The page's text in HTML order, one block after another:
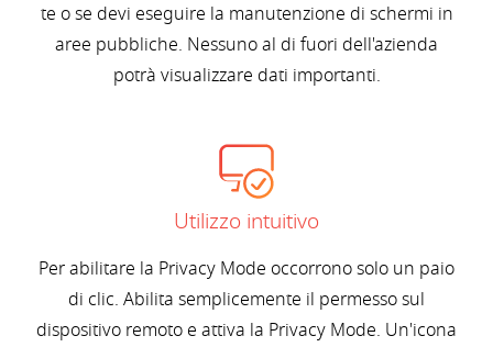
te o se devi eseguire la manutenzione di schermi in
aree pubbliche. Nessuno al di fuori dell'azienda
potrà visualizzare dati importanti.
Utilizzo intuitivo
Per abilitare la Privacy Mode occorrono solo un paio
di clic. Abilita semplicemente il permesso sul
dispositivo remoto e attiva la Privacy Mode. Un'icona